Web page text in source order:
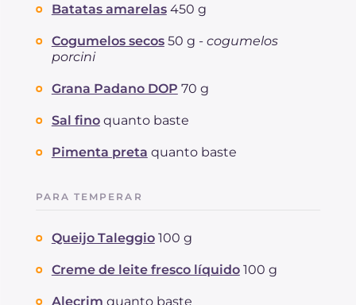
Batatas amarelas 450 g
Cogumelos secos 50 g - cogumelos
porcini
Grana Padano DOP 70 g
Sal fino quanto baste
Pimenta preta quanto baste
PARA TEMPERAR
Queijo Taleggio 100 g
Creme de leite fresco líquido 100 g
Alecrim quanto baste